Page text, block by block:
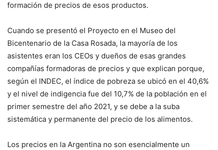
formación de precios de esos productos.
Cuando se presentó el Proyecto en el Museo del
Bicentenario de la Casa Rosada, la mayoría de los
asistentes eran los CEOs y dueños de esas grandes
compañías formadoras de precios y que explican porque,
según el INDEC, el índice de pobreza se ubicó en el 40,6%
y el nivel de indigencia fue del 10,7% de la población en el
primer semestre del año 2021, y se debe a la suba
sistemática y permanente del precio de los alimentos.
Los precios en la Argentina no son esencialmente un